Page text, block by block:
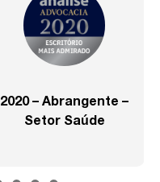
2020 – Abrangente –
Setor Saúde